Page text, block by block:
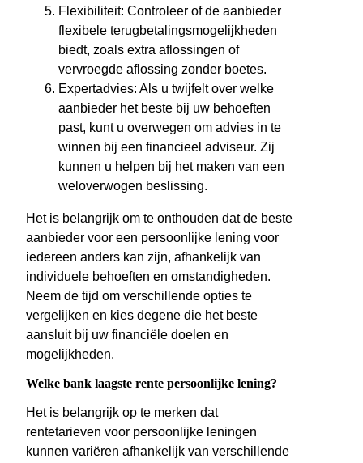
Flexibiliteit: Controleer of de aanbieder
flexibele terugbetalingsmogelijkheden
biedt, zoals extra aflossingen of
vervroegde aflossing zonder boetes.
Expertadvies: Als u twijfelt over welke
aanbieder het beste bij uw behoeften
past, kunt u overwegen om advies in te
winnen bij een financieel adviseur. Zij
kunnen u helpen bij het maken van een
weloverwogen beslissing.
Het is belangrijk om te onthouden dat de beste
aanbieder voor een persoonlijke lening voor
iedereen anders kan zijn, afhankelijk van
individuele behoeften en omstandigheden.
Neem de tijd om verschillende opties te
vergelijken en kies degene die het beste
aansluit bij uw financiële doelen en
mogelijkheden.
Welke bank laagste rente persoonlijke lening?
Het is belangrijk op te merken dat
rentetarieven voor persoonlijke leningen
kunnen variëren afhankelijk van verschillende